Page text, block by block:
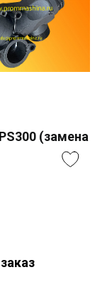
(замена